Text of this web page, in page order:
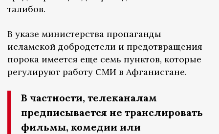
талибов.
В указе министерства пропаганды
исламской добродетели и предотвращения
порока имеется еще семь пунктов, которые
регулируют работу СМИ в Афганистане.
В частности, телеканалам
предписывается не транслировать
фильмы, комедии или